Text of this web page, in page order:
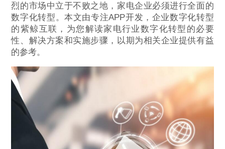
烈的市场中立于不败之地，家电企业必须进行全面的
数字化转型。本文由专注APP开发，企业数字化转型
的紫鲸互联，为您解读家电行业数字化转型的必要
性、解决方案和实施步骤，以期为相关企业提供有益
的参考。